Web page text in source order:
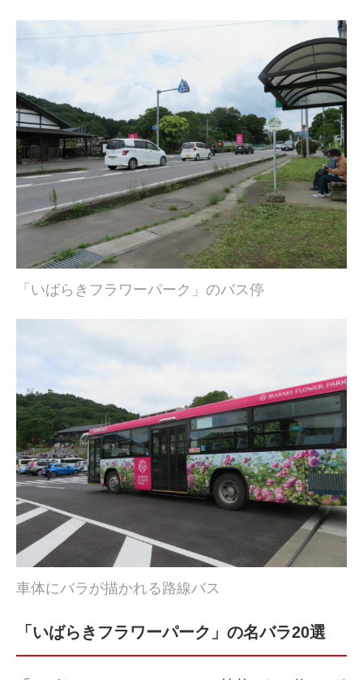
「いばらきフラワーパーク」のバス停
車体にバラが描かれる路線バス
「いばらきフラワーパーク」の名バラ20選